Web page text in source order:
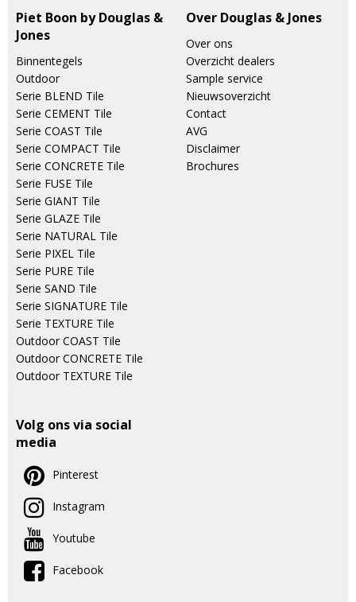
Piet Boon by Douglas &
Jones
Binnentegels
Outdoor
Serie BLEND Tile
Serie CEMENT Tile
Serie COAST Tile
Serie COMPACT Tile
Serie CONCRETE Tile
Serie FUSE Tile
Serie GIANT Tile
Serie GLAZE Tile
Serie NATURAL Tile
Serie PIXEL Tile
Serie PURE Tile
Serie SAND Tile
Serie SIGNATURE Tile
Serie TEXTURE Tile
Outdoor COAST Tile
Outdoor CONCRETE Tile
Outdoor TEXTURE Tile
Over Douglas & Jones
Over ons
Overzicht dealers
Sample service
Nieuwsoverzicht
Contact
AVG
Disclaimer
Brochures
Volg ons via social
media
Pinterest
Instagram
Youtube
Facebook